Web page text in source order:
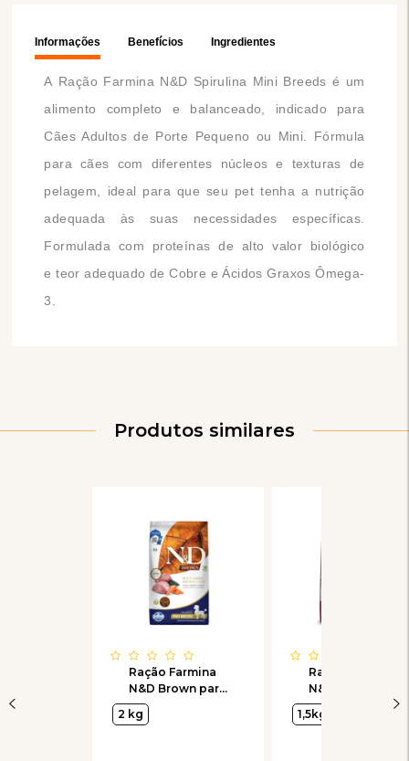
Informações Benefícios Ingredientes
A Ração Farmina N&D Spirulina Mini Breeds é um
alimento completo e balanceado, indicado para
Cães Adultos de Porte Pequeno ou Mini. Fórmula
para cães com diferentes núcleos e texturas de
pelagem, ideal para que seu pet tenha a nutrição
adequada às suas necessidades específicas.
Formulada com proteínas de alto valor biológico
e teor adequado de Cobre e Ácidos Graxos Ômega-
3.
Produtos similares
Ração Farmina
N&D Brown para
Cães Adultos de
Porte Mini Sabor
2 kg
Ração Farmina
N&D Spirulina
Gatos Adultos
Castrados sabor
1,5kg